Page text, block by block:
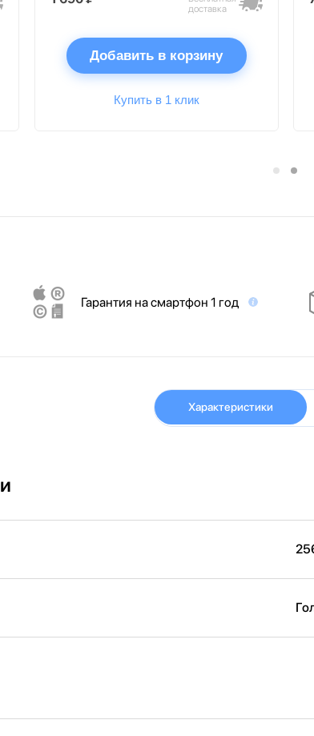
доставка
Добавить в корзину
Купить в 1 клик
Гарантия на смартфон 1 год
Характеристики